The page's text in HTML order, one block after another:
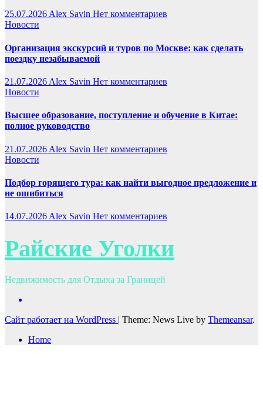
25.07.2026Alex Savin Нет комментариев
Новости
Организация экскурсий и туров по Москве: как сделать
поездку незабываемой
21.07.2026 Alex Savin Нет комментариев
Новости
Высшее образование, поступление и обучение в Китае:
полное руководство
21.07.2026 Alex Savin Нет комментариев
Новости
Подбор горящего тура: как найти выгодное предложение и
не ошибиться
14.07.2026 Alex Savin Нет комментариев
Райские Уголки
Недвижимость для Отдыха за Границей
Сайт работает на WordPress | Theme: News Live by Themeansar.
Home